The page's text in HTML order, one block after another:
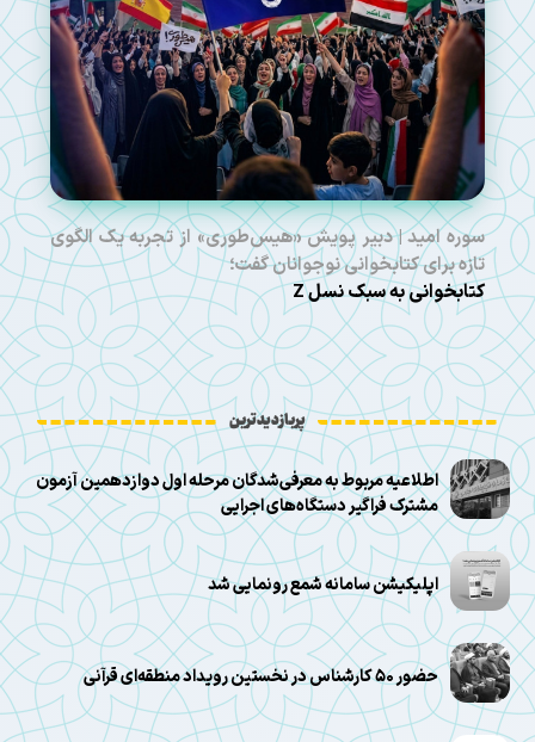
سوره امید | دبیر پویش «هیس‌طوری» از تجربه یک الگوی
تازه برای کتابخوانی نوجوانان گفت؛
کتابخوانی به سبک نسل Z
پربازدیدترین
اطلاعیه مربوط به معرفی‌شدگان مرحله اول دوازدهمین آزمون
مشترک فراگیر دستگاه‌های اجرایی
اپلیکیشن سامانه شمع رونمایی شد
حضور ۵۰ کارشناس در نخستین رویداد منطقه‌ای قرآنی